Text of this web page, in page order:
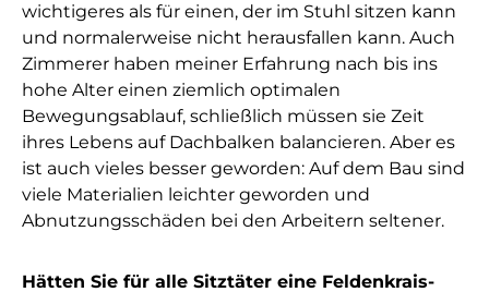
wichtigeres als für einen, der im Stuhl sitzen kann
und normalerweise nicht herausfallen kann. Auch
Zimmerer haben meiner Erfahrung nach bis ins
hohe Alter einen ziemlich optimalen
Bewegungsablauf, schließlich müssen sie Zeit
ihres Lebens auf Dachbalken balancieren. Aber es
ist auch vieles besser geworden: Auf dem Bau sind
viele Materialien leichter geworden und
Abnutzungsschäden bei den Arbeitern seltener.
Hätten Sie für alle Sitztäter eine Feldenkrais-